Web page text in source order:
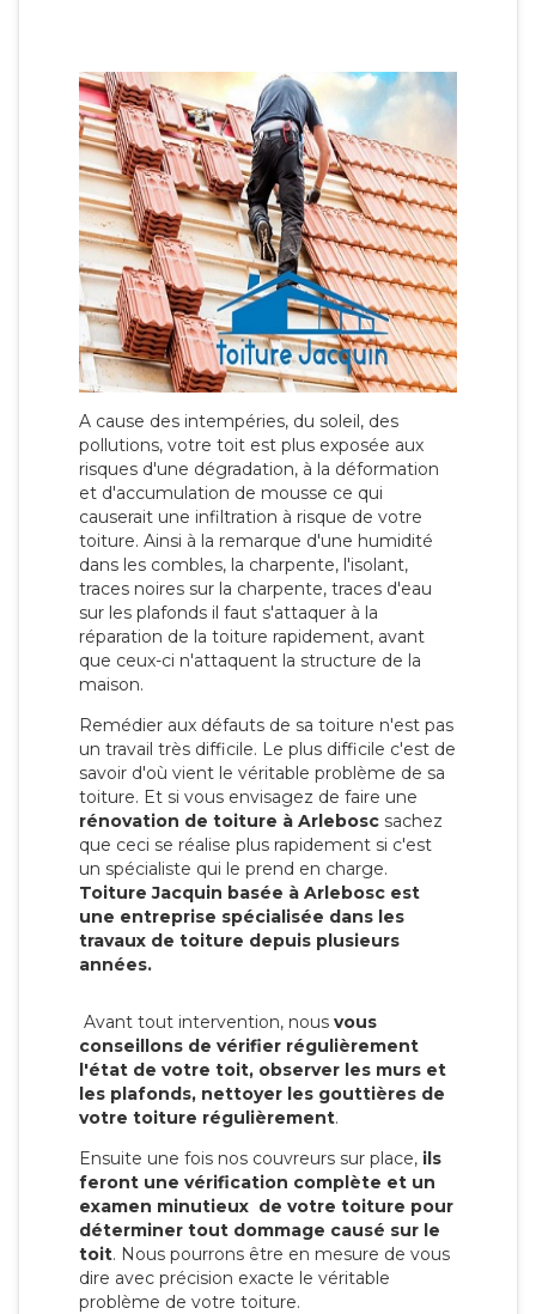
A cause des intempéries, du soleil, des
pollutions, votre toit est plus exposée aux
risques d'une dégradation, à la déformation
et d'accumulation de mousse ce qui
causerait une infiltration à risque de votre
toiture. Ainsi à la remarque d'une humidité
dans les combles, la charpente, l'isolant,
traces noires sur la charpente, traces d'eau
sur les plafonds il faut s'attaquer à la
réparation de la toiture rapidement, avant
que ceux-ci n'attaquent la structure de la
maison.
Remédier aux défauts de sa toiture n'est pas
un travail très difficile. Le plus difficile c'est de
savoir d'où vient le véritable problème de sa
toiture. Et si vous envisagez de faire une
rénovation de toiture à Arlebosc sachez
que ceci se réalise plus rapidement si c'est
un spécialiste qui le prend en charge.
Toiture Jacquin basée à Arlebosc est
une entreprise spécialisée dans les
travaux de toiture depuis plusieurs
années.
Avant tout intervention, nous vous
conseillons de vérifier régulièrement
l'état de votre toit, observer les murs et
les plafonds, nettoyer les gouttières de
votre toiture régulièrement.
Ensuite une fois nos couvreurs sur place, ils
feront une vérification complète et un
examen minutieux de votre toiture pour
déterminer tout dommage causé sur le
toit. Nous pourrons être en mesure de vous
dire avec précision exacte le véritable
problème de votre toiture.